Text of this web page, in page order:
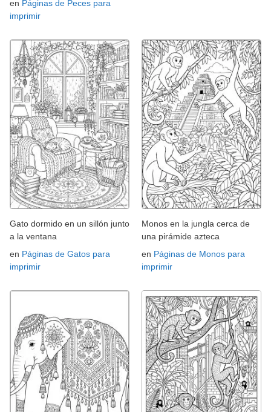
en Páginas de Peces para
imprimir
Gato dormido en un sillón junto
a la ventana
en Páginas de Gatos para
imprimir
Monos en la jungla cerca de
una pirámide azteca
en Páginas de Monos para
imprimir